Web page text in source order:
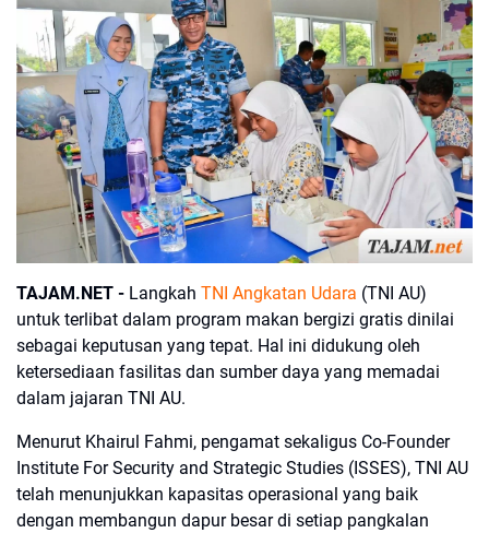
TAJAM.NET - Langkah TNI Angkatan Udara (TNI AU)
untuk terlibat dalam program makan bergizi gratis dinilai
sebagai keputusan yang tepat. Hal ini didukung oleh
ketersediaan fasilitas dan sumber daya yang memadai
dalam jajaran TNI AU.
Menurut Khairul Fahmi, pengamat sekaligus Co-Founder
Institute For Security and Strategic Studies (ISSES), TNI AU
telah menunjukkan kapasitas operasional yang baik
dengan membangun dapur besar di setiap pangkalan